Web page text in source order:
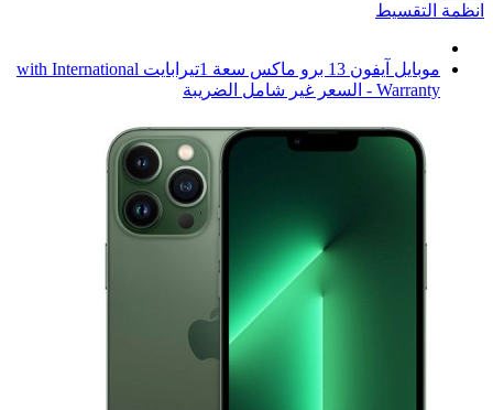
انظمة التقسيط
موبايل آيفون 13 برو ماكس سعة 1تيرابايت with International
Warranty - السعر غير شامل الضريبة